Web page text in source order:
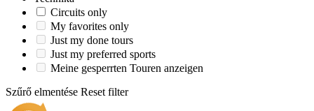
Circuits only
My favorites only
Just my done tours
Just my preferred sports
Meine gesperrten Touren anzeigen
Szűrő elmentése Reset filter